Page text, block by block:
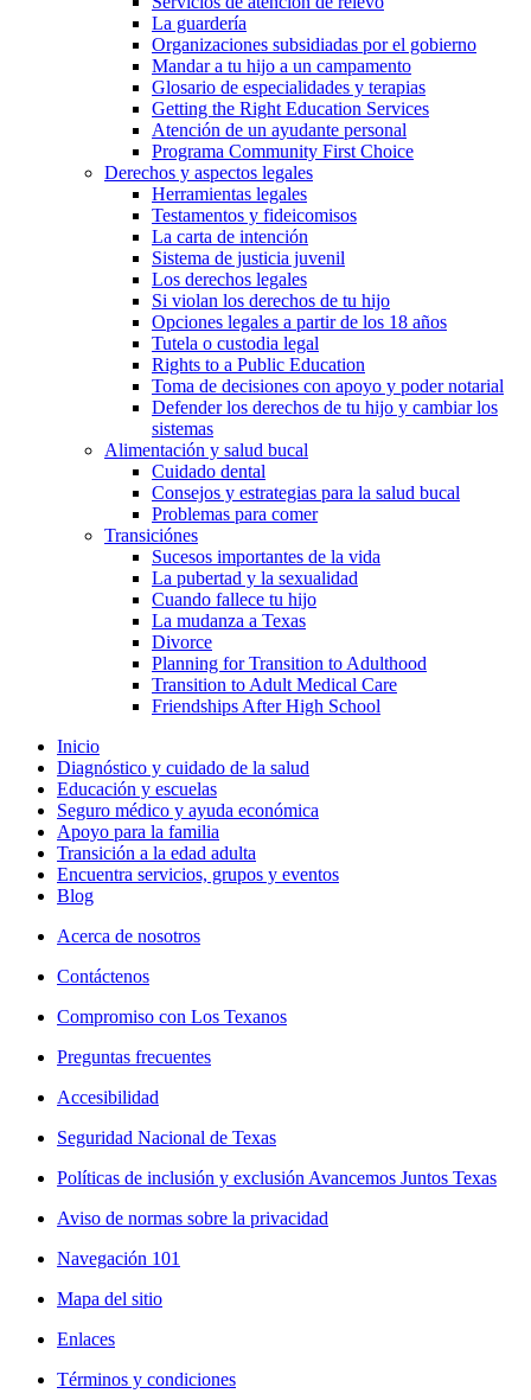
La guardería
Organizaciones subsidiadas por el gobierno
Mandar a tu hijo a un campamento
Glosario de especialidades y terapias
Getting the Right Education Services
Atención de un ayudante personal
Programa Community First Choice
Derechos y aspectos legales
Herramientas legales
Testamentos y fideicomisos
La carta de intención
Sistema de justicia juvenil
Los derechos legales
Si violan los derechos de tu hijo
Opciones legales a partir de los 18 años
Tutela o custodia legal
Rights to a Public Education
Toma de decisiones con apoyo y poder notarial
Defender los derechos de tu hijo y cambiar los
sistemas
Alimentación y salud bucal
Cuidado dental
Consejos y estrategias para la salud bucal
Problemas para comer
Transiciónes
Sucesos importantes de la vida
La pubertad y la sexualidad
Cuando fallece tu hijo
La mudanza a Texas
Divorce
Planning for Transition to Adulthood
Transition to Adult Medical Care
Friendships After High School
Inicio
Diagnóstico y cuidado de la salud
Educación y escuelas
Seguro médico y ayuda económica
Apoyo para la familia
Transición a la edad adulta
Encuentra servicios, grupos y eventos
Blog
Acerca de nosotros
Contáctenos
Compromiso con Los Texanos
Preguntas frecuentes
Accesibilidad
Seguridad Nacional de Texas
Políticas de inclusión y exclusión Avancemos Juntos Texas
Aviso de normas sobre la privacidad
Navegación 101
Mapa del sitio
Enlaces
Términos y condiciones